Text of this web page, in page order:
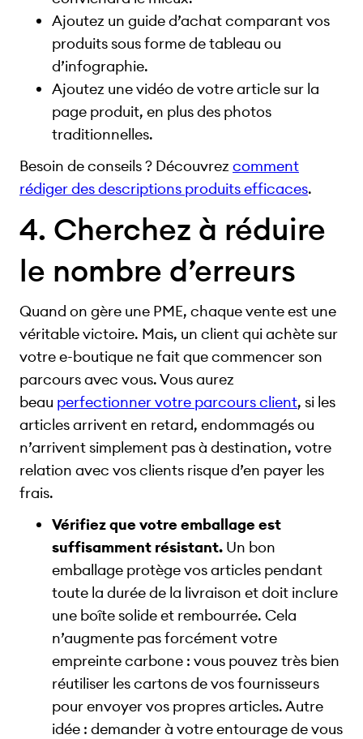
Ajoutez un guide d’achat comparant vos
produits sous forme de tableau ou
d’infographie.
Ajoutez une vidéo de votre article sur la
page produit, en plus des photos
traditionnelles.
Besoin de conseils ? Découvrez comment
rédiger des descriptions produits efficaces.
4. Cherchez à réduire
le nombre d’erreurs
Quand on gère une PME, chaque vente est une
véritable victoire. Mais, un client qui achète sur
votre e-boutique ne fait que commencer son
parcours avec vous. Vous aurez
beau perfectionner votre parcours client, si les
articles arrivent en retard, endommagés ou
n’arrivent simplement pas à destination, votre
relation avec vos clients risque d’en payer les
frais.
Vérifiez que votre emballage est
suffisamment résistant. Un bon
emballage protège vos articles pendant
toute la durée de la livraison et doit inclure
une boîte solide et rembourrée. Cela
n’augmente pas forcément votre
empreinte carbone : vous pouvez très bien
réutiliser les cartons de vos fournisseurs
pour envoyer vos propres articles. Autre
idée : demander à votre entourage de vous